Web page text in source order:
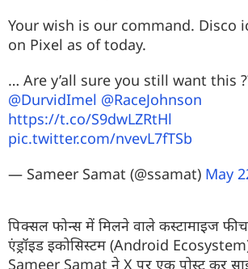
Your wish is our command. Disco
on Pixel as of today.
… Are y’all sure you still want this
@DurvidImel @RaceJohnson
https://t.co/S9dwLZRtHl
pic.twitter.com/nvevL7fTSb
— Sameer Samat (@ssamat) May
पिक्सल फोन्स में मिलने वाले कस्टामाइज
एंड्रॉइड इकोसिस्टम (Android
Sameer Samat ने X पर एक पोस्ट कर